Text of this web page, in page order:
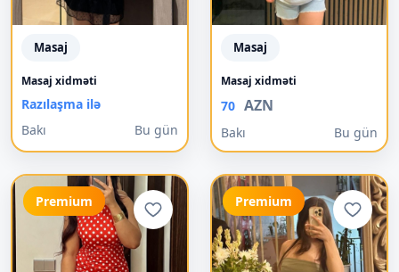
Masaj
Masaj xidməti
Razılaşma ilə
Bakı
Bu gün
Masaj
Masaj xidməti
70 AZN
Bakı Bu gün
Premium Premium